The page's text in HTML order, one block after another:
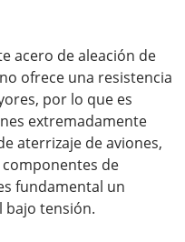
acero de aleación de
ofrece una resistencia
por lo que es
extremadamente
aterrizaje de aviones,
de
fundamental un
bajo tensión.